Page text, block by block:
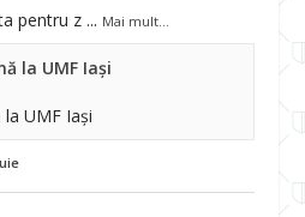
pentru z ... Mai mult...
la UMF Iași
UMF Iași